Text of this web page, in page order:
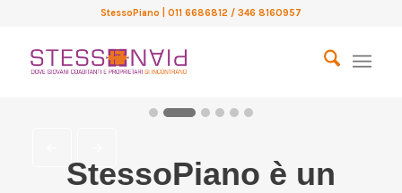
StessoPiano | 011 6686812 / 346 8160957
stanza o di una casa in
StessoPiano è un